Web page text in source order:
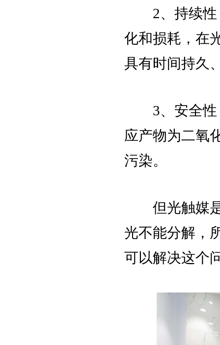
2、持续性
化和损耗，在
具有时间持久
3、安全性
应产物为二氧
污染。
但光触媒是
光不能分解，
可以解决这个